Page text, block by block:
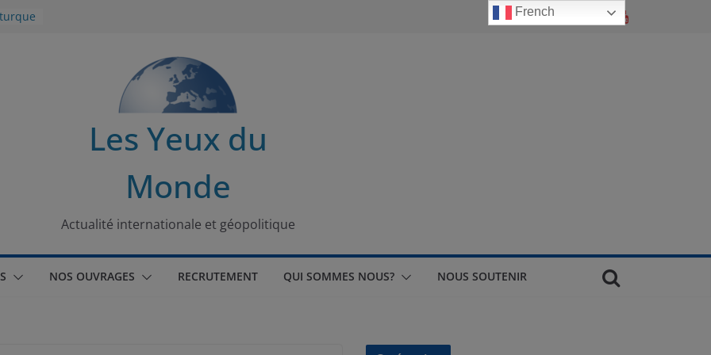
Les Yeux du
Monde
Actualité internationale et géopolitique
NOS OUVRAGES RECRUTEMENT QUI SOMMES NOUS? NOUS SOUTENIR
French